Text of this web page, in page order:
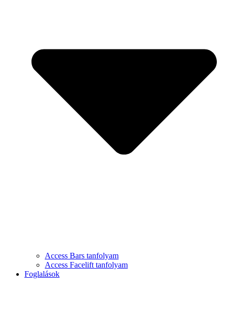
Access Bars tanfolyam
Access Facelift tanfolyam
Foglalások